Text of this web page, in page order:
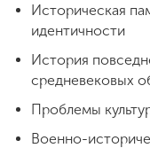
Историческая
идентичности
История
средневековых
Проблемы
Военно-